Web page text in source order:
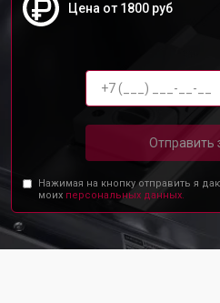
Цена от 1800 руб
Отправить
Нажимая на кнопку отправить я
моих персональных данных.